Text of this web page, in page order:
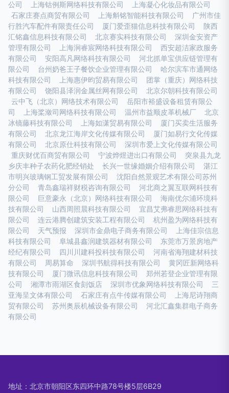
公司
上海钴例斯网络科技有限公司
上海凝心化妆品有限公司
石家庄赛点商贸有限公司
上海斛铭智能科技有限公司
广州市佳
行胜汽车配件有限责任公司
厦门爱歪猫信息科技有限公司
陕西
汇铭鑫信息科技有限公司
北京赛实科技有限公司
深圳金安资产
管理有限公司
上海涧睿宸网络科技有限公司
西安超洁家政服务
有限公司
安阳高凡网络科技有限公司
河北抓单宝供应链管理有
限公司
台州奶爸王子餐饮企业管理有限公司
哈尔滨车市通网络
科技有限公司
上海惠伊昀贸易有限公司
团掌（重庆）网络科技
有限公司
饶阳县泽润金属丝网有限公司
北京尔朝科技有限公司
云中飞（北京）网络技术有限公司
岳阳市裕盛设备租赁有限公
司
上海桨潋司网络科技有限公司 温州市益顺皮革机械厂
北京
冰镜藤科技有限公司
上海如潇贸易有限公司
厦门买卖生活服务
有限公司
北京龙江海岸文化传媒有限公司
厦门如易行文化传媒
有限公司
北京原仕科技有限公司
深圳市爱上文化传媒有限公司
重庆财优百商贸有限公司
宁波烨煜进出口有限公司
突泉县九龙
乡庆丰种子农药化肥经销处
长兴一世缘婚姻介绍有限公司
湛江
市明兴玻璃钢工贸发展有限公司
沈阳自然景观艺术有限公司苏州
分公司
青岛鑫瑞祥财税咨询有限公司
河北商之翼互联网科技有
限公司
巨意豪永（北京）网络科技有限公司
海南优尔浦环境科
技有限公司
山西周照晨科技有限公司
宜昌艾弗睿思网络科技有
限公司
连云港腾创建筑安装工程有限公司
杭州盈为网络科技有
限公司
天气预报 深圳市金鼎电子商务有限公司
上海佳宗信息
科技有限公司
阜城县鑫润建筑器材有限公司
东莞市万景房地产
经纪有限公司
四川川建科投科技有限公司
河南省海翔建材科技
有限公司
周易算命 深圳书航得科技有限公司
黄冈匠新网络科
技有限公司
厦门微讯信息科技有限公司
郑州若登企业管理有限
公司
湘潭市雨湖区食刻饭店 深圳市优象网络科技有限公司
三
亚海呈文体有限公司
石家庄有点牛传媒有限公司
上海尼诗翔商
贸有限公司
苏州奥辰机械设备有限公司
河北汇鑫集群电子商务
有限公司
地址：北京市朝阳区东四环中路78号楼5层6B29